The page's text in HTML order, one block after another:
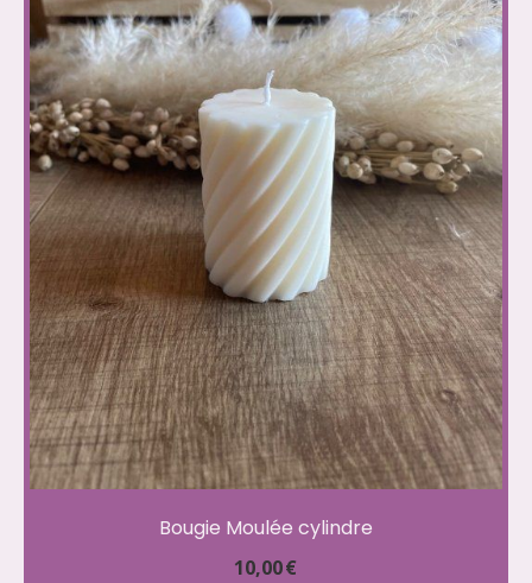
Bougie Moulée cylindre
10,00€